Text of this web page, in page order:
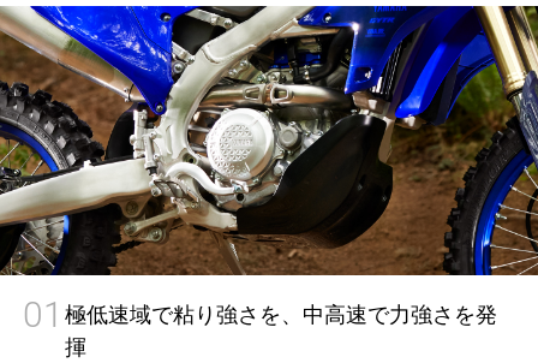
01 極低速域で粘り強さを、中高速で力強さを発
揮